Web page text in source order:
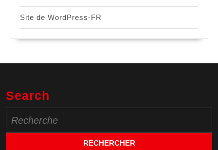
Site de WordPress-FR
Search
for: